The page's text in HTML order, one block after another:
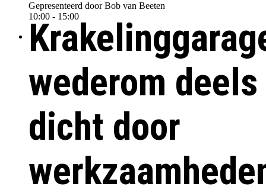
Gepresenteerd door Bob van Beeten
10:00 - 15:00
wederom deels
dicht door